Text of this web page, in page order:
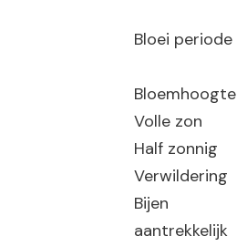
Bloei periode
Bloemhoogte
Volle zon
Half zonnig
Verwildering
Bijen
aantrekkelijk